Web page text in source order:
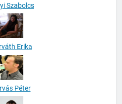
Szabolcs
Erika
Péter